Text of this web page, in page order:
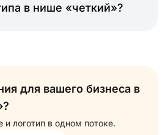
в нише «четкий»?
для вашего бизнеса в
логотип в одном потоке.